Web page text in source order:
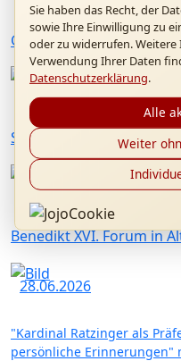
Gottesdienst "20 Jahre
26.07.2026
Sommerkonzert mit
01.07.2026
Benedikt XVI. Forum in
28.06.2026
"Kardinal Ratzinger als
persönliche Erinnerungen"
Sie haben das Recht, der
sowie Ihre Einwilligung zu
oder zu widerrufen.
Verwendung Ihrer Daten
Datenschutzerklärung.
Alle
Weiter